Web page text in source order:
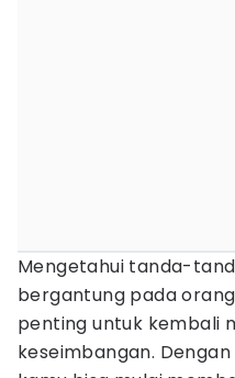
Mengetahui tanda-
bergantung pada
penting untuk kembali
keseimbangan.